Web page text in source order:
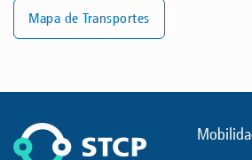
Mapa de Transportes